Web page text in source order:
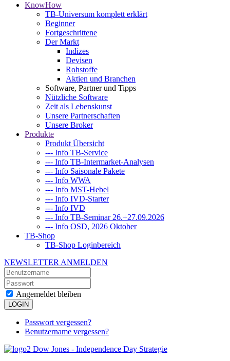
KnowHow
TB-Universum komplett erklärt
Beginner
Fortgeschrittene
Der Markt
Indizes
Devisen
Rohstoffe
Aktien und Branchen
Software, Partner und Tipps
Nützliche Software
Zeit als Lebenskunst
Unsere Partnerschaften
Unsere Broker
Produkte
Produkt Übersicht
--- Info TB-Service
--- Info TB-Intermarket-Analysen
--- Info Saisonale Pakete
--- Info WWA
--- Info MST-Hebel
--- Info IVD-Starter
--- Info IVD
--- Info TB-Seminar 26.+27.09.2026
--- Info OSD, 2026 Oktober
TB-Shop
TB-Shop Loginbereich
NEWSLETTER ANMELDEN
Angemeldet bleiben
LOGIN
Passwort vergessen?
Benutzername vergessen?